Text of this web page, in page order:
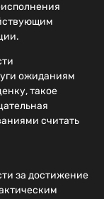
ожиданиям
такое
считать
за достижение